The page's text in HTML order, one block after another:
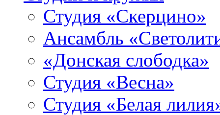
Студия «Скерцино»
Ансамбль
«Донская слободка»
Студия «Весна»
Студия «Белая